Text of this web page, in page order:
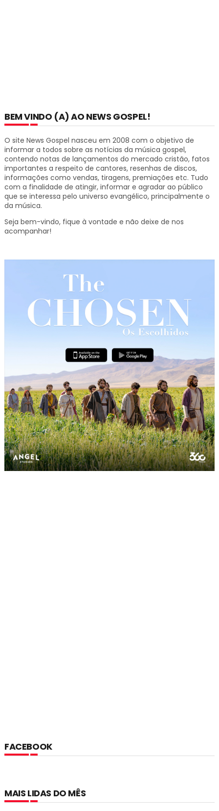
BEM VINDO (A) AO NEWS GOSPEL!
O site News Gospel nasceu em 2008 com o objetivo de
informar a todos sobre as notícias da música gospel,
contendo notas de lançamentos do mercado cristão, fatos
importantes a respeito de cantores, resenhas de discos,
informações como vendas, tiragens, premiações etc. Tudo
com a finalidade de atingir, informar e agradar ao público
que se interessa pelo universo evangélico, principalmente o
da música.
Seja bem-vindo, fique à vontade e não deixe de nos
acompanhar!
FACEBOOK
MAIS LIDAS DO MÊS